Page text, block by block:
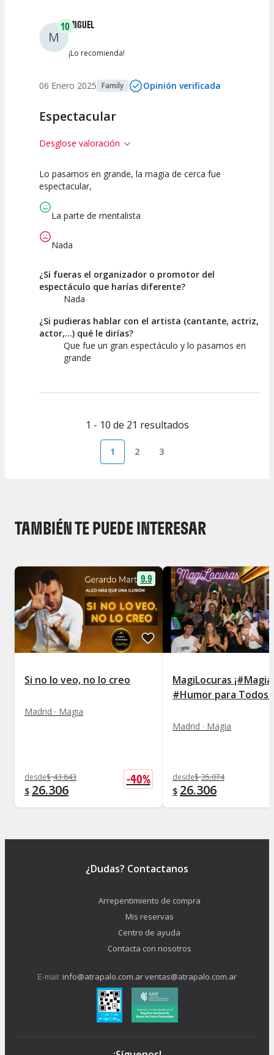
M
10MIGUEL
¡Lo recomienda!
06 Enero 2025 Family Opinión verificada
Espectacular
Desglose valoración
10
Espectáculo
10
Escena
10
Lo pasamos en grande, la magia de cerca fue
espectacular,
La parte de mentalista
Nada
¿Si fueras el organizador o promotor del
espectáculo que harías diferente?
Nada
¿Si pudieras hablar con el artista (cantante, actriz,
actor,...) qué le dirías?
Que fue un gran espectáculo y lo pasamos en
grande
1 - 10 de 21 resultados
1 2 3
TAMBIÉN TE PUEDE INTERESAR
9.9
Si no lo veo, no lo creo
Madrid · Magia
desde$ 43.843
$ 26.306
-40%
MagiLocuras
#Humor para Todos!
Madrid · Magia
desde$ 35.074
$ 26.306
¿Dudas? Contactanos
Arrepentimiento de compra
Mis reservas
Centro de ayuda
Contacta con nosotros
E-mail: info@atrapalo.com.arventas@atrapalo.com.ar